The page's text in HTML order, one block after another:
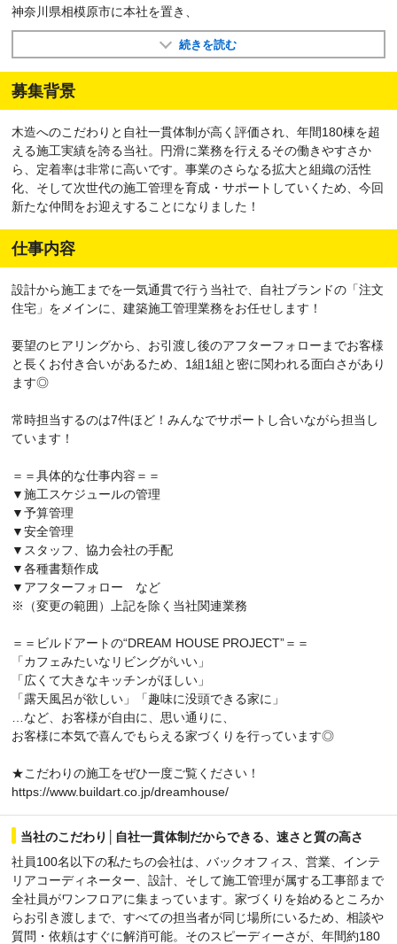
神奈川県相模原市に本社を置き、
続きを読む
募集背景
木造へのこだわりと自社一貫体制が高く評価され、年間180棟を超
える施工実績を誇る当社。円滑に業務を行えるその働きやすさか
ら、定着率は非常に高いです。事業のさらなる拡大と組織の活性
化、そして次世代の施工管理を育成・サポートしていくため、今回
新たな仲間をお迎えすることになりました！
仕事内容
設計から施工までを一気通貫で行う当社で、自社ブランドの「注文
住宅」をメインに、建築施工管理業務をお任せします！
要望のヒアリングから、お引渡し後のアフターフォローまでお客様
と長くお付き合いがあるため、1組1組と密に関われる面白さがあり
ます◎
常時担当するのは7件ほど！みんなでサポートし合いながら担当し
ています！
＝＝具体的な仕事内容＝＝
▼施工スケジュールの管理
▼予算管理
▼安全管理
▼スタッフ、協力会社の手配
▼各種書類作成
▼アフターフォロー など
※（変更の範囲）上記を除く当社関連業務
＝＝ビルドアートの“DREAM HOUSE PROJECT”＝＝
「カフェみたいなリビングがいい」
「広くて大きなキッチンがほしい」
「露天風呂が欲しい」「趣味に没頭できる家に」
…など、お客様が自由に、思い通りに、
お客様に本気で喜んでもらえる家づくりを行っています◎
★こだわりの施工をぜひ一度ご覧ください！
https://www.buildart.co.jp/dreamhouse/
当社のこだわり│自社一貫体制だからできる、速さと質の高さ
社員100名以下の私たちの会社は、バックオフィス、営業、インテ
リアコーディネーター、設計、そして施工管理が属する工事部まで
全社員がワンフロアに集まっています。家づくりを始めるところか
らお引き渡しまで、すべての担当者が同じ場所にいるため、相談や
質問・依頼はすぐに解消可能。そのスピーディーさが、年間約180